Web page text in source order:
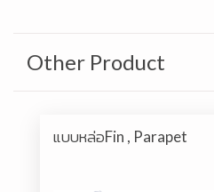
Other Product
แบบหล่อFin , Parapet